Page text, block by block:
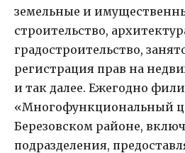
земельные и
строительство,
градостроительство,
регистрация прав на
и так далее. Ежегодно
«Многофункциональный
Березовском районе,
подразделения,